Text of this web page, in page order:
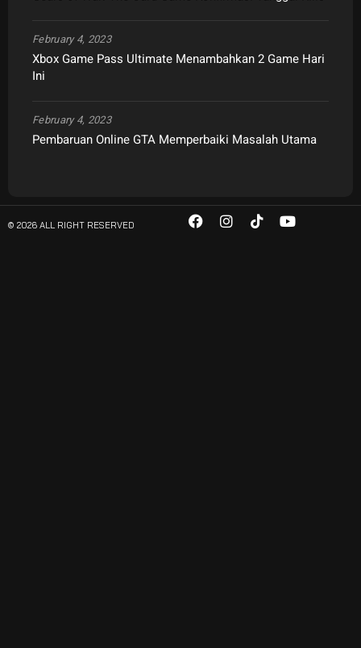
Xbox Game Pass Ultimate Menambahkan 2 Game Hari
Ini
February 4, 2023
Pembaruan Online GTA Memperbaiki Masalah Utama
February 4, 2023
© 2026 ALL RIGHT RESERVED